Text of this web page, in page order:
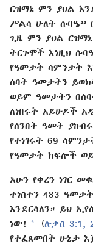
ርዝማኔ ምን ያህል
ሥልሳ ሁለት ሱባዔ”
ጊዜ ምን ያህል
ትርጉሞች እነዚህ
የዓመታት ሳምንታት
ሰባት ዓመታትን
ወይም ዓመታትን
ለነበሩት አይሁዶች
የሰንበት ዓመት ያከብሩ
የተነገሩት 69
የዓመታት ክፍሎች
አሁን የቀረን ነገር
ተነስተን 483
እንደርሳለን። ይህ
ነው! a (ሉቃስ 3:1,
የተፈጸመበት ሁኔታ